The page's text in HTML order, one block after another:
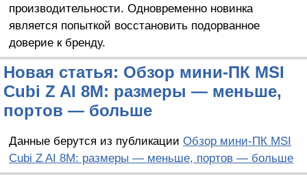
производительности. Одновременно новинка
является попыткой восстановить подорванное
доверие к бренду.
Новая статья: Обзор мини-ПК MSI
Cubi Z AI 8M: размеры — меньше,
портов — больше
Данные берутся из публикации Обзор мини-ПК MSI
Cubi Z AI 8M: размеры — меньше, портов — больше